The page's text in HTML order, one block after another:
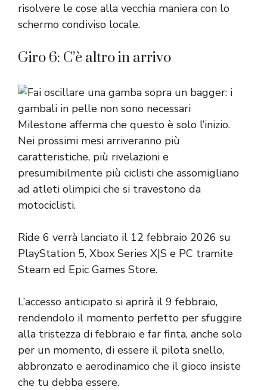
risolvere le cose alla vecchia maniera con lo
schermo condiviso locale.
Giro 6: C’è altro in arrivo
Milestone afferma che questo è solo l’inizio.
Nei prossimi mesi arriveranno più
caratteristiche, più rivelazioni e
presumibilmente più ciclisti che assomigliano
ad atleti olimpici che si travestono da
motociclisti.
Ride 6 verrà lanciato il 12 febbraio 2026 su
PlayStation 5, Xbox Series X|S e PC tramite
Steam ed Epic Games Store.
L’accesso anticipato si aprirà il 9 febbraio,
rendendolo il momento perfetto per sfuggire
alla tristezza di febbraio e far finta, anche solo
per un momento, di essere il pilota snello,
abbronzato e aerodinamico che il gioco insiste
che tu debba essere.